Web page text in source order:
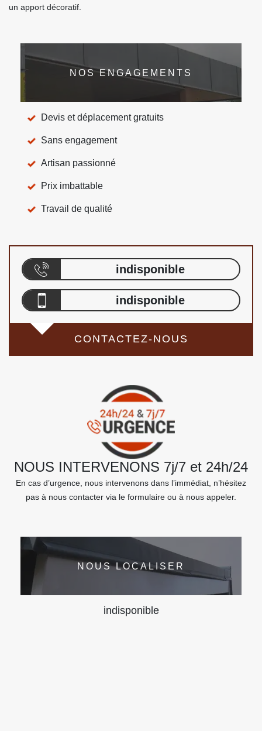
un apport décoratif.
NOS ENGAGEMENTS
Devis et déplacement gratuits
Sans engagement
Artisan passionné
Prix imbattable
Travail de qualité
indisponible
indisponible
CONTACTEZ-NOUS
NOUS INTERVENONS 7j/7 et 24h/24
En cas d’urgence, nous intervenons dans l’immédiat, n’hésitez
pas à nous contacter via le formulaire ou à nous appeler.
NOUS LOCALISER
indisponible